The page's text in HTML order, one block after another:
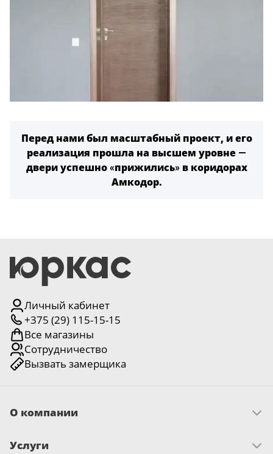
Перед нами был масштабный проект, и его
реализация прошла на высшем уровне —
двери успешно «прижились» в коридорах
Амкодор.
Личный кабинет
+375 (29) 115-15-15
Все магазины
Сотрудничество
Вызвать замерщика
О компании
Миссия и ценности
Услуги